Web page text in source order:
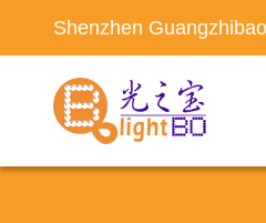
Shenzhen